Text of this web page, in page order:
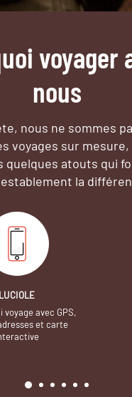
voyager
nous
nous ne sommes
voyages sur mesure,
quelques atouts qui
la
LUCIOLE
voyage avec GPS,
et carte